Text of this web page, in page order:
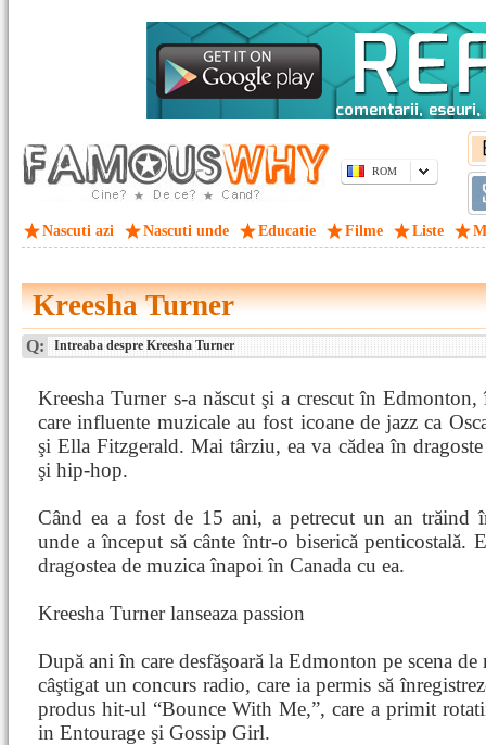
ROM
Nascuti azi Nascuti unde Educatie Filme Liste
Kreesha Turner
Q: Intreaba despre Kreesha Turner
Kreesha Turner s-a născut şi a crescut în
care influente muzicale au fost icoane de jazz ca
şi Ella Fitzgerald. Mai târziu, ea va cădea în
şi hip-hop.
Când ea a fost de 15 ani, a petrecut un an trăind
unde a început să cânte într-o biserică penticostală.
dragostea de muzica înapoi în Canada cu ea.
Kreesha Turner lanseaza passion
După ani în care desfăşoară la Edmonton pe scena
câştigat un concurs radio, care ia permis să
produs hit-ul “Bounce With Me,”, care a primit
in Entourage şi Gossip Girl.